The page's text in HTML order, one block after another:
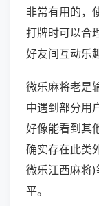
非常有用的，
打牌时可以合
好友间互动乐
微乐麻将老是
中遇到部分用
好像能看到其
确实存在此类
微乐江西麻将
平。